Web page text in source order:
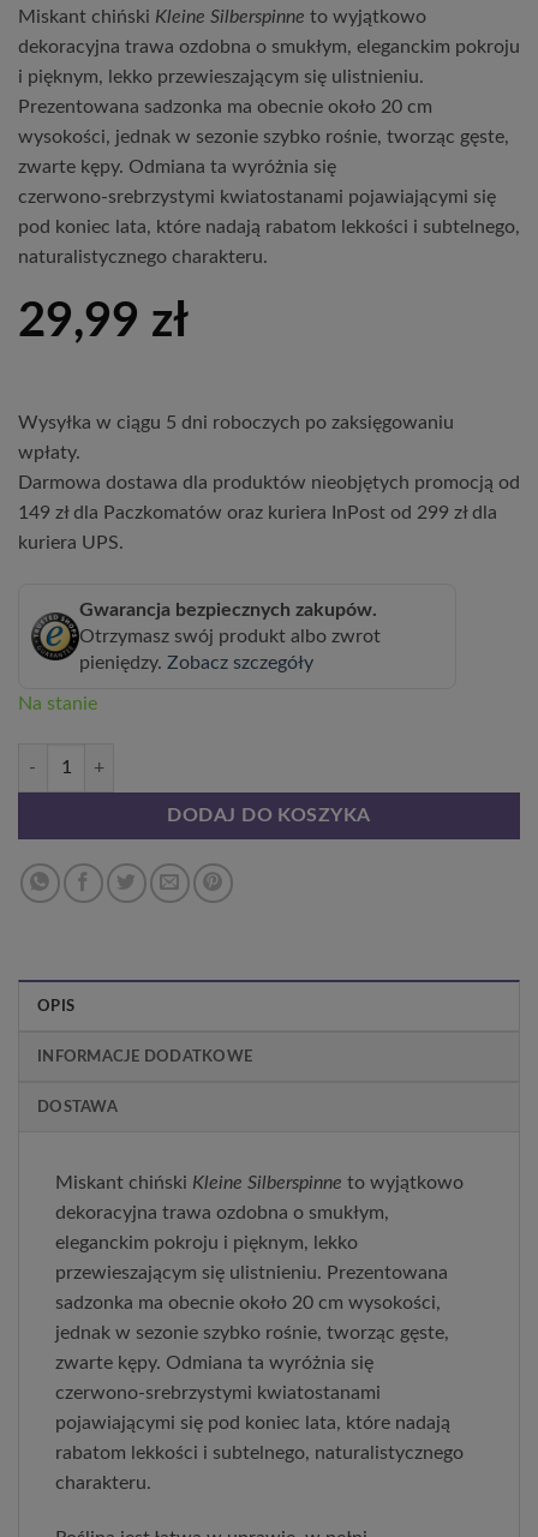
Miskant chiński Kleine Silberspinne to wyjątkowo
dekoracyjna trawa ozdobna o smukłym, eleganckim pokroju
i pięknym, lekko przewieszającym się ulistnieniu.
Prezentowana sadzonka ma obecnie około 20 cm
wysokości, jednak w sezonie szybko rośnie, tworząc gęste,
zwarte kępy. Odmiana ta wyróżnia się
czerwono‑srebrzystymi kwiatostanami pojawiającymi się
pod koniec lata, które nadają rabatom lekkości i subtelnego,
naturalistycznego charakteru.
29,99 zł
Wysyłka w ciągu 5 dni roboczych po zaksięgowaniu
wpłaty.
Darmowa dostawa dla produktów nieobjętych promocją od
149 zł dla Paczkomatów oraz kuriera InPost od 299 zł dla
kuriera UPS.
Gwarancja bezpiecznych zakupów.
Otrzymasz swój produkt albo zwrot
pieniędzy. Zobacz szczegóły
Na stanie
ilość Miskant chiński ' Kleine Silberspinne' C2
DODAJ DO KOSZYKA
OPIS
INFORMACJE DODATKOWE
DOSTAWA
Miskant chiński Kleine Silberspinne to wyjątkowo
dekoracyjna trawa ozdobna o smukłym,
eleganckim pokroju i pięknym, lekko
przewieszającym się ulistnieniu. Prezentowana
sadzonka ma obecnie około 20 cm wysokości,
jednak w sezonie szybko rośnie, tworząc gęste,
zwarte kępy. Odmiana ta wyróżnia się
czerwono‑srebrzystymi kwiatostanami
pojawiającymi się pod koniec lata, które nadają
rabatom lekkości i subtelnego, naturalistycznego
charakteru.